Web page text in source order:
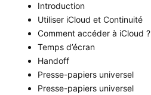
Introduction
Utiliser iCloud et Continuité
Comment accéder à iCloud ?
Temps d’écran
Handoff
Presse-papiers universel
Presse-papiers universel